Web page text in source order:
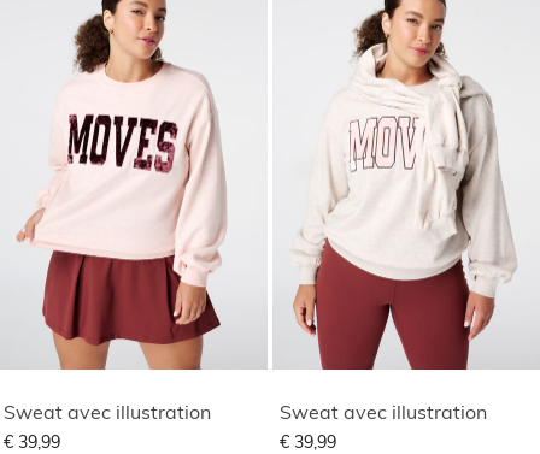
Sweat avec illustration
€ 39,99
Sweat avec illustration
€ 39,99